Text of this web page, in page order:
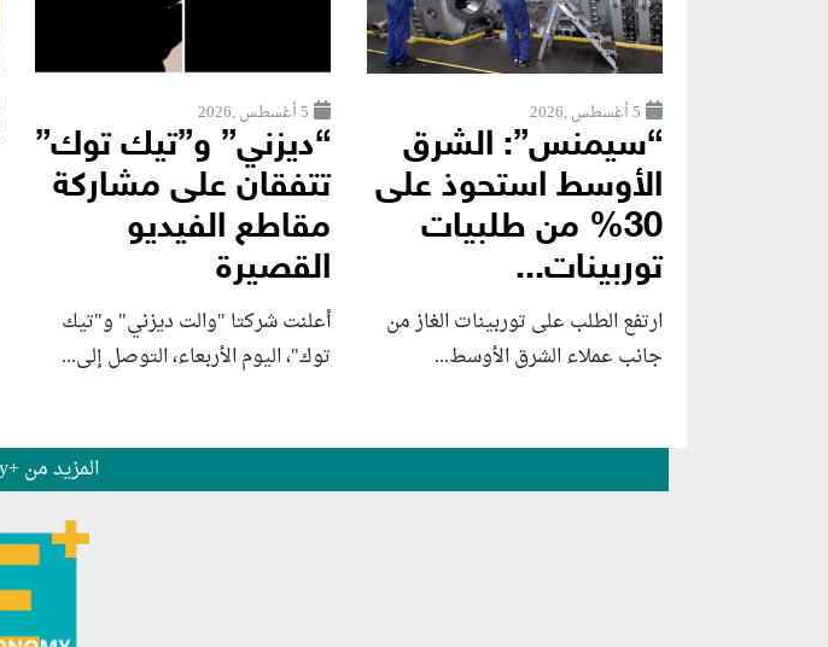
5 أغسطس ,2026
“سيمنس”: الشرق
الأوسط استحوذ على
30% من طلبيات
توربينات...
ارتفع الطلب على توربينات الغاز من
جانب عملاء الشرق الأوسط...
5 أغسطس ,2026
“ديزني” و”تيك توك”
تتفقان على مشاركة
مقاطع الفيديو
القصيرة
أعلنت شركتا "والت ديزني" و"تيك
توك"، اليوم الأربعاء، التوصل إلى...
المزيد من +Economy